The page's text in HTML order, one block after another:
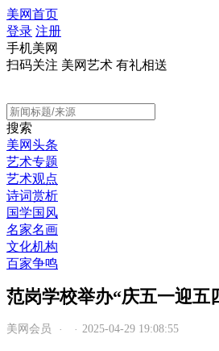
美网首页
登录 注册
手机美网
扫码关注 美网艺术 有礼相送
搜索
美网头条
艺术专题
艺术观点
诗词赏析
国学国风
名家名画
文化机构
百家争鸣
范岗学校举办“庆五一迎五
美网会员 · · 2025-04-29 19:08:55